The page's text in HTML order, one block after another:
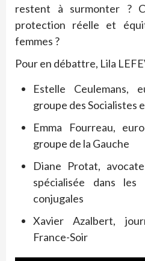
restent à surmonter ?
protection réelle et
femmes ?
Pour en débattre, Lila
Estelle Ceulemans,
groupe des Socialistes
Emma Fourreau,
groupe de la Gauche
Diane Protat,
spécialisée dans
conjugales
Xavier Azalbert,
France-Soir